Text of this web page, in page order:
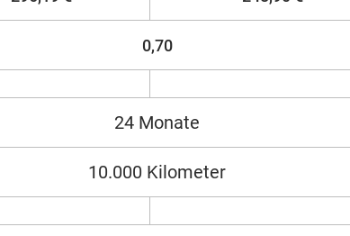
0,70
24 Monate
10.000 Kilometer